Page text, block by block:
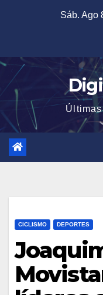
Sáb. Ago
CICLISMO DEPORTES